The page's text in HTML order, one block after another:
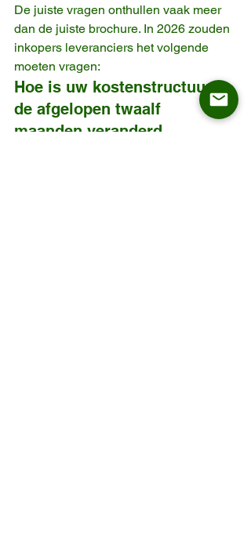
De juiste vragen onthullen vaak meer
dan de juiste brochure. In 2026 zouden
inkopers leveranciers het volgende
moeten vragen:
Hoe is uw kostenstructuur in
de afgelopen twaalf
maanden veranderd